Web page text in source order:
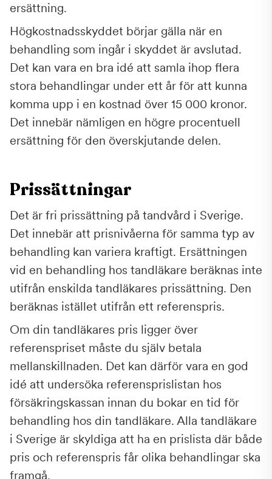
ersättning.
Högkostnadsskyddet börjar gälla när en
behandling som ingår i skyddet är avslutad.
Det kan vara en bra idé att samla ihop flera
stora behandlingar under ett år för att kunna
komma upp i en kostnad över 15 000 kronor.
Det innebär nämligen en högre procentuell
ersättning för den överskjutande delen.
Prissättningar
Det är fri prissättning på tandvård i Sverige.
Det innebär att prisnivåerna för samma typ av
behandling kan variera kraftigt. Ersättningen
vid en behandling hos tandläkare beräknas inte
utifrån enskilda tandläkares prissättning. Den
beräknas istället utifrån ett referenspris.
Om din tandläkares pris ligger över
referenspriset måste du själv betala
mellanskillnaden. Det kan därför vara en god
idé att undersöka referensprislistan hos
försäkringskassan innan du bokar en tid för
behandling hos din tandläkare. Alla tandläkare
i Sverige är skyldiga att ha en prislista där både
pris och referenspris får olika behandlingar ska
framgå.